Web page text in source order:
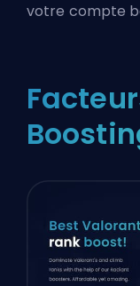
votre compte